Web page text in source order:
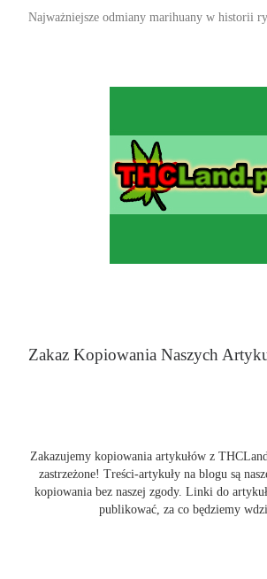
Najważniejsze odmiany marihuany w historii
Zakaz Kopiowania Naszych
Zakazujemy kopiowania artykułów z
zastrzeżone! Treści-artykuły na blogu są
kopiowania bez naszej zgody. Linki do
publikować, za co będziemy